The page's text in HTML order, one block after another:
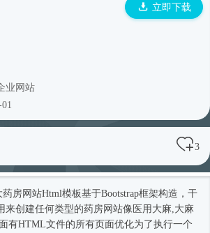
立即下载
业网站
3
药房网站Html模板基于Bootstrap框架构造，干
来创建任何类型的药房网站像医用大麻,大麻
有HTML文件的所有页面优化为了执行一个